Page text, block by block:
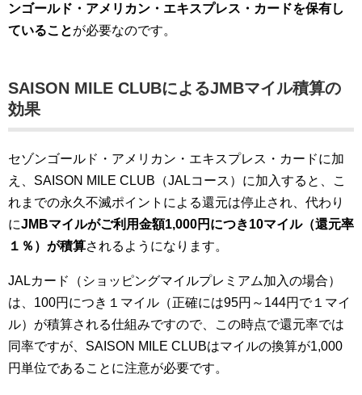
ンゴールド・アメリカン・エキスプレス・カードを保有し
ていることが必要なのです。
SAISON MILE CLUBによるJMBマイル積算の
効果
セゾンゴールド・アメリカン・エキスプレス・カードに加
え、SAISON MILE CLUB（JALコース）に加入すると、こ
れまでの永久不滅ポイントによる還元は停止され、代わり
にJMBマイルがご利用金額1,000円につき10マイル（還元率
１％）が積算されるようになります。
JALカード（ショッピングマイルプレミアム加入の場合）
は、100円につき１マイル（正確には95円～144円で１マイ
ル）が積算される仕組みですので、この時点で還元率では
同率ですが、SAISON MILE CLUBはマイルの換算が1,000
円単位であることに注意が必要です。